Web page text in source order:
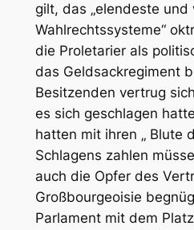
gilt, das „elendeste
Wahlrechtssysteme“
die Proletarier als
das Geldsackregiment
Besitzenden vertrug
es sich geschlagen
hatten mit ihren „ Blute
Schlagens zahlen
auch die Opfer des
Großbourgeoisie
Parlament mit dem